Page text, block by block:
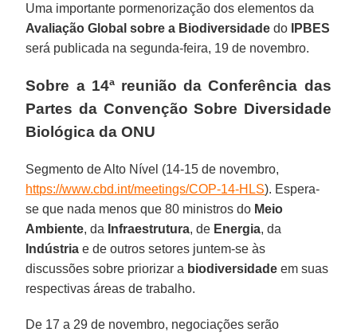
Uma importante pormenorização dos elementos da
Avaliação Global sobre a Biodiversidadedo IPBES
será publicada na segunda-feira, 19 de novembro.
Sobre a 14ª reunião da Conferência das
Partes da Convenção Sobre Diversidade
Biológica da ONU
Segmento de Alto Nível (14-15 de novembro,
https://www.cbd.int/meetings/COP-14-HLS). Espera-
se que nada menos que 80 ministros do Meio
Ambiente, da Infraestrutura, de Energia, da
Indústria e de outros setores juntem-se às
discussões sobre priorizar a biodiversidade em suas
respectivas áreas de trabalho.
De 17 a 29 de novembro, negociações serão